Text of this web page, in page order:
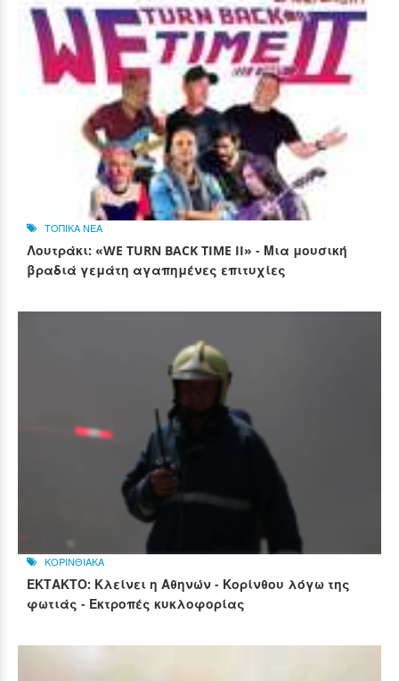
ΤΟΠΙΚΑ ΝΕΑ
Λουτράκι: «WE TURN BACK TIME II» - Μια μουσική
βραδιά γεμάτη αγαπημένες επιτυχίες
ΚΟΡΙΝΘΙΑΚΑ
ΕΚΤΑΚΤΟ: Κλείνει η Αθηνών - Κορίνθου λόγω της
φωτιάς - Εκτροπές κυκλοφορίας